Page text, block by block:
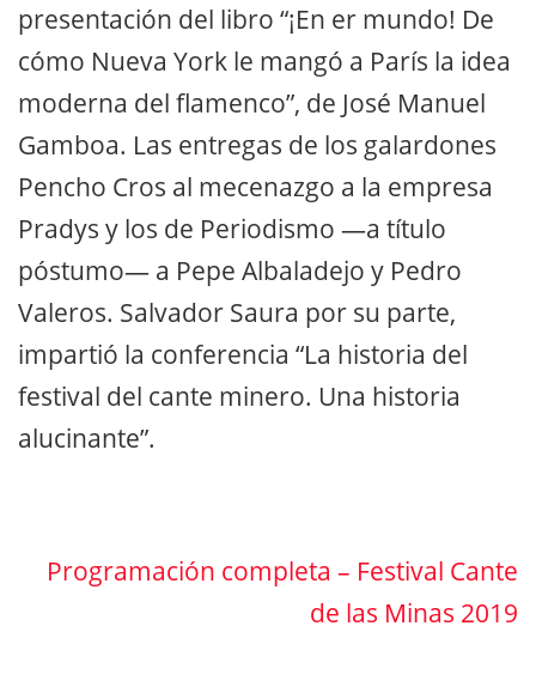
presentación del libro “¡En er mundo! De
cómo Nueva York le mangó a París la idea
moderna del flamenco”, de José Manuel
Gamboa. Las entregas de los galardones
Pencho Cros al mecenazgo a la empresa
Pradys y los de Periodismo —a título
póstumo— a Pepe Albaladejo y Pedro
Valeros. Salvador Saura por su parte,
impartió la conferencia “La historia del
festival del cante minero. Una historia
alucinante”.
Programación completa – Festival Cante
de las Minas 2019